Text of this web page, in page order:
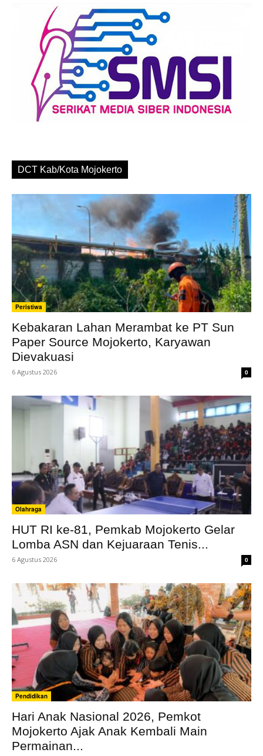
DCT Kab/Kota Mojokerto
Peristiwa
Kebakaran Lahan Merambat ke PT Sun
Paper Source Mojokerto, Karyawan
Dievakuasi
6 Agustus 2026 0
Olahraga
HUT RI ke-81, Pemkab Mojokerto Gelar
Lomba ASN dan Kejuaraan Tenis...
6 Agustus 2026 0
Pendidikan
Hari Anak Nasional 2026, Pemkot
Mojokerto Ajak Anak Kembali Main
Permainan...